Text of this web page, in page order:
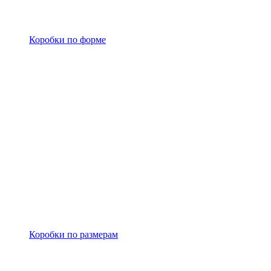
Коробки по форме
Коробки по размерам